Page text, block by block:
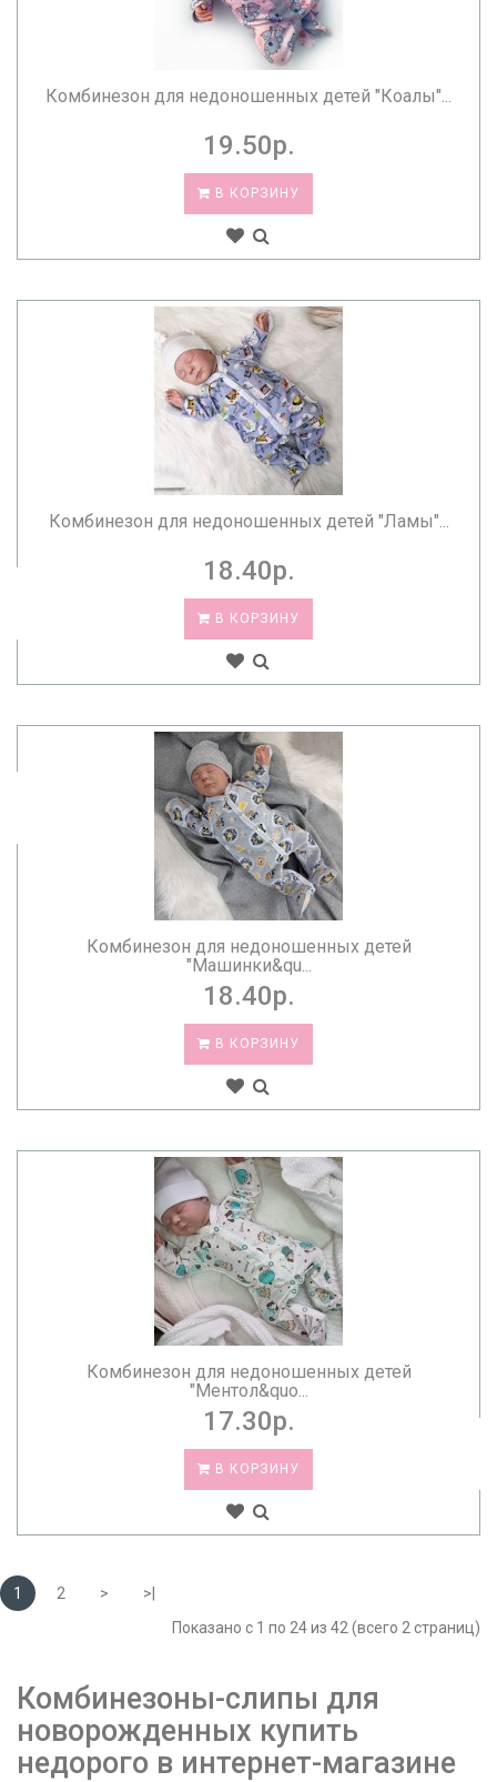
Комбинезон для недоношенных детей "Коалы"...
19.50р.
В КОРЗИНУ
Комбинезон для недоношенных детей "Ламы"...
18.40р.
В КОРЗИНУ
Комбинезон для недоношенных детей
"Машинки&qu...
18.40р.
В КОРЗИНУ
Комбинезон для недоношенных детей
"Ментол&quo...
17.30р.
В КОРЗИНУ
1 2 >
>|
Показано с 1 по 24 из 42 (всего 2 страниц)
Комбинезоны-слипы для
новорожденных купить
недорого в интернет-магазине